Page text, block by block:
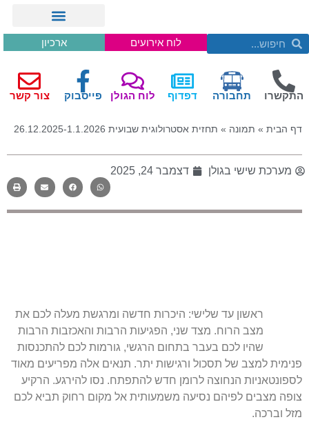
לוח אירועים ארכיון
התקשרו תחבורה דפדוף לוח הגולן פייסבוק צור קשר
דף הבית » תמונה » תחזית אסטרולוגית שבועית 26.12.2025-1.1.2026
מערכת שישי בגולן דצמבר 24, 2025
ראשון עד שלישי: היכרות חדשה ומרגשת מעלה לכם את
מצב הרוח. מצד שני, הפגיעות הרבות והאכזבות הרבות
שהיו לכם בעבר בתחום הרגשי, גורמות לכם להתכנסות
פנימית למצב של תסכול ורגישות יתר. תנאים אלה מפריעים מאוד
לספונטאניות הנחוצה לרומן חדש להתפתח. נסו להירגע. הרקיע
צופה מצבים לפיהם נסיעה משמעותית אל מקום רחוק תביא לכם
מזל וברכה.